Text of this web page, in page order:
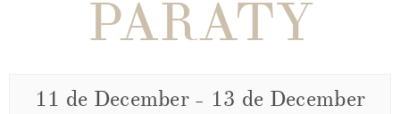
PARATY
11 de December - 13 de December